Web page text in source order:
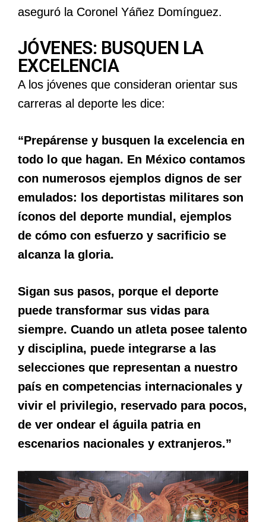
aseguró la Coronel Yáñez Domínguez.
JÓVENES: BUSQUEN LA
EXCELENCIA
A los jóvenes que consideran orientar sus
carreras al deporte les dice:
“Prepárense y busquen la excelencia en
todo lo que hagan. En México contamos
con numerosos ejemplos dignos de ser
emulados: los deportistas militares son
íconos del deporte mundial, ejemplos
de cómo con esfuerzo y sacrificio se
alcanza la gloria.
Sigan sus pasos, porque el deporte
puede transformar sus vidas para
siempre. Cuando un atleta posee talento
y disciplina, puede integrarse a las
selecciones que representan a nuestro
país en competencias internacionales y
vivir el privilegio, reservado para pocos,
de ver ondear el águila patria en
escenarios nacionales y extranjeros.”